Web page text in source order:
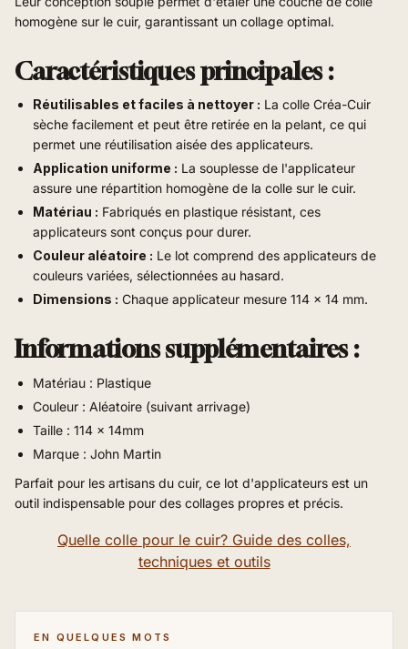
homogène sur le cuir, garantissant un collage optimal.
Caractéristiques principales :
Réutilisables et faciles à nettoyer : La colle Créa-Cuir
sèche facilement et peut être retirée en la pelant, ce qui
permet une réutilisation aisée des applicateurs.
Application uniforme : La souplesse de l'applicateur
assure une répartition homogène de la colle sur le cuir.
Matériau : Fabriqués en plastique résistant, ces
applicateurs sont conçus pour durer.
Couleur aléatoire : Le lot comprend des applicateurs de
couleurs variées, sélectionnées au hasard.
Dimensions : Chaque applicateur mesure 114 x 14 mm.
Informations supplémentaires :
Matériau : Plastique
Couleur : Aléatoire (suivant arrivage)
Taille : 114 x 14mm
Marque : John Martin
Parfait pour les artisans du cuir, ce lot d'applicateurs est un
outil indispensable pour des collages propres et précis.
Quelle colle pour le cuir? Guide des colles,
techniques et outils
EN QUELQUES MOTS